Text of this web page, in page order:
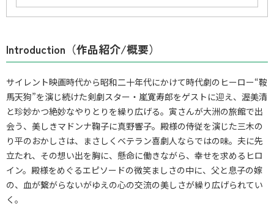
Introduction（作品紹介/概要）
サイレント映画時代から昭和二十年代にかけて時代劇のヒーロー“鞍
馬天狗”を演じ続けた剣劇スター・嵐寛寿郎をゲストに迎え、渥美清
と珍妙かつ絶妙なやりとりを繰り広げる。寅さんが大洲の旅館で出
会う、美しきマドンナ鞠子に真野響子。殿様の侍従を演じた三木の
り平のおかしさは、まさしくベテラン喜劇人ならではの味。夫に先
立たれ、その想い出を胸に、懸命に働きながら、幸せを求めるヒロ
イン。殿様をめぐるエピソードの微笑ましさの中に、父と息子の嫁
の、血が繋がらないがゆえの心の交流の美しさが繰り広げられてい
く。